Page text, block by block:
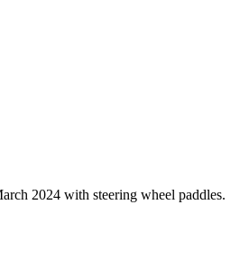
2024 with steering wheel paddles.